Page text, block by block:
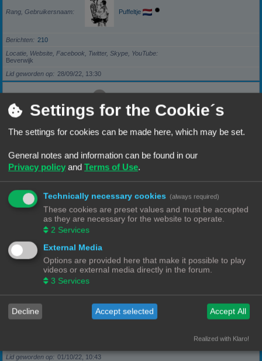
Rang, Gebruikersnaam Puffeltje
Berichten
210
Locatie, Website, Facebook, Twitter, Skype, YouTube
Beverwijk
Lid geworden op
28/09/22, 13:30
Rang, Gebruikersnaam darkzero
Berichten
5
Rang, Gebruikersnaam
Berichten
29/09/22, 17:18
Rang, Gebruikersnaam
Lid geworden op
30/09/22, 13:40
Rang, Gebruikersnaam Robbel2005
Lid geworden op
01/10/22, 10:43
Settings for the Cookie´s
The settings for cookies can be made here, which may be set.
General notes and information can be found in our
Privacy policy and Terms of Use.
Technically necessary cookies (always required)
These cookies are preset values and must be accepted
as they are necessary for the website to operate.
2 Services
External Media
Options are provided here that make it possible to play
videos or external media directly in the forum.
3 Services
Decline Accept selected Accept All
Realized with Klaro!